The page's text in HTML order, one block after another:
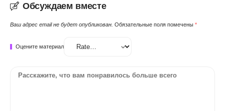
Обсуждаем вместе
Ваш адрес email не будет опубликован. Обязательные поля помечены *
Оцените материал